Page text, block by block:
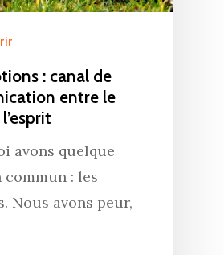
: canal de
entre le
avons quelque
commun : les
Nous avons peur,